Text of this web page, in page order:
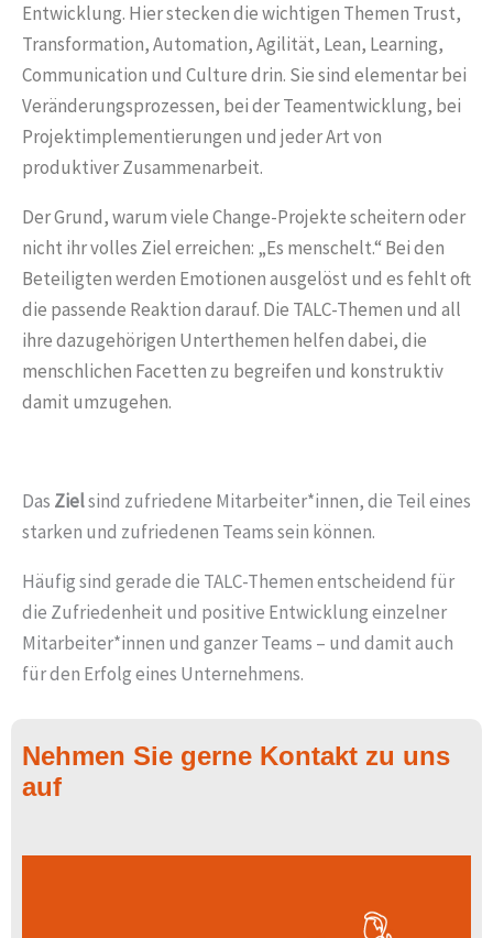
Entwicklung. Hier stecken die wichtigen Themen Trust,
Transformation, Automation, Agilität, Lean, Learning,
Communication und Culture drin. Sie sind elementar bei
Veränderungsprozessen, bei der Teamentwicklung, bei
Projektimplementierungen und jeder Art von
produktiver Zusammenarbeit.
Der Grund, warum viele Change-Projekte scheitern oder
nicht ihr volles Ziel erreichen: „Es menschelt.“ Bei den
Beteiligten werden Emotionen ausgelöst und es fehlt oft
die passende Reaktion darauf. Die TALC-Themen und all
ihre dazugehörigen Unterthemen helfen dabei, die
menschlichen Facetten zu begreifen und konstruktiv
damit umzugehen.
Das Zielsind zufriedene Mitarbeiter*innen, die Teil eines
starken und zufriedenen Teams sein können.
Häufig sind gerade die TALC-Themen entscheidend für
die Zufriedenheit und positive Entwicklung einzelner
Mitarbeiter*innen und ganzer Teams – und damit auch
für den Erfolg eines Unternehmens.
Nehmen Sie gerne Kontakt zu uns
auf